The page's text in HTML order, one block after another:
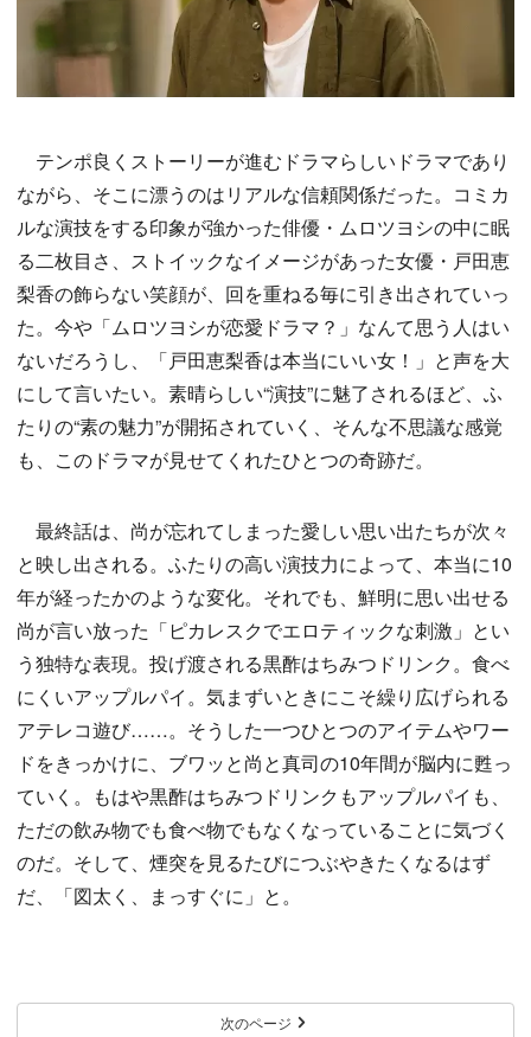
テンポ良くストーリーが進むドラマらしいドラマであり
ながら、そこに漂うのはリアルな信頼関係だった。コミカ
ルな演技をする印象が強かった俳優・ムロツヨシの中に眠
る二枚目さ、ストイックなイメージがあった女優・戸田恵
梨香の飾らない笑顔が、回を重ねる毎に引き出されていっ
た。今や「ムロツヨシが恋愛ドラマ？」なんて思う人はい
ないだろうし、「戸田恵梨香は本当にいい女！」と声を大
にして言いたい。素晴らしい“演技”に魅了されるほど、ふ
たりの“素の魅力”が開拓されていく、そんな不思議な感覚
も、このドラマが見せてくれたひとつの奇跡だ。
最終話は、尚が忘れてしまった愛しい思い出たちが次々
と映し出される。ふたりの高い演技力によって、本当に10
年が経ったかのような変化。それでも、鮮明に思い出せる
尚が言い放った「ピカレスクでエロティックな刺激」とい
う独特な表現。投げ渡される黒酢はちみつドリンク。食べ
にくいアップルパイ。気まずいときにこそ繰り広げられる
アテレコ遊び……。そうした一つひとつのアイテムやワー
ドをきっかけに、ブワッと尚と真司の10年間が脳内に甦っ
ていく。もはや黒酢はちみつドリンクもアップルパイも、
ただの飲み物でも食べ物でもなくなっていることに気づく
のだ。そして、煙突を見るたびにつぶやきたくなるはず
だ、「図太く、まっすぐに」と。
次のページ